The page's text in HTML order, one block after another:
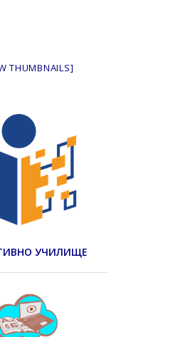
THUMBNAILS]
УЧИЛИЩЕ